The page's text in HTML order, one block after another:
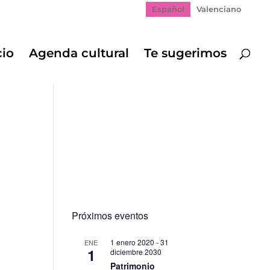
Español Valenciano
Agenda cultural Te sugerimos
Próximos eventos
ENE
1
1 enero 2020 -31
diciembre 2030
Patrimonio